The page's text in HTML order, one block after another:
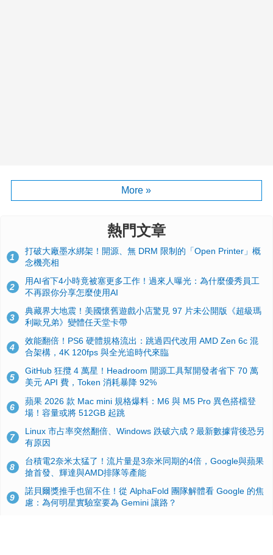
More »
熱門文章
1
打破大廠墨水綁架！開源、無 DRM 限制的「Open Printer」概
念機亮相
2
用AI省下4小時竟被塞更多工作！過來人曝光：為什麼優秀員工
不再跟你分享怎麼使用AI
3
典藏界大地震！美國懷舊遊戲小店驚見 97 片未公開版《超級瑪
利歐兄弟》變體任天堂卡帶
4
效能翻倍！PS6 硬體規格流出：跳過四代改用 AMD Zen 6c 混
合架構，4K 120fps 與全光追時代來臨
5
GitHub 狂攬 4 萬星！Headroom 開源工具幫開發者省下 70 萬
美元 API 費，Token 消耗暴降 92%
6
蘋果 2026 款 Mac mini 規格爆料：M6 與 M5 Pro 異色搭檔登
場！容量或將 512GB 起跳
7
Linux 市占率突然翻倍、Windows 跌破六成？最新數據背後恐另
有原因
8
台積電2奈米太猛了！流片量是3奈米同期的4倍，Google與蘋果
搶首發、輝達與AMD排隊等產能
9
諾貝爾獎推手也留不住！從 AlphaFold 團隊解體看 Google 的焦
慮：為何明星實驗室要為 Gemini 讓路？